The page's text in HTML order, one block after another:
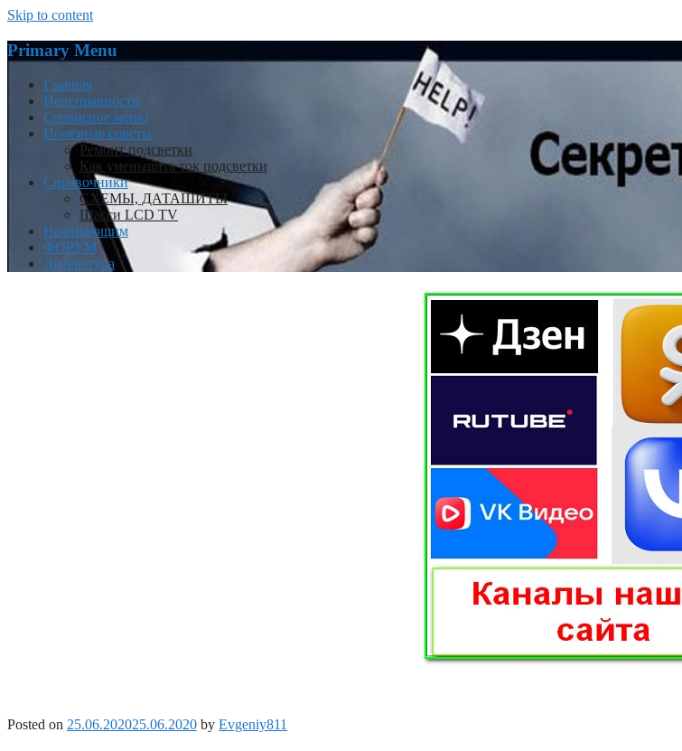
Skip to content
Primary Menu
Главная
Неисправности
Сервисное меню
Полезные советы
Ремонт подсветки
Как уменьшить ток подсветки
Справочники
СХЕМЫ, ДАТАШИТЫ
Шасси LCD TV
Начинающим
ФОРУМ
Литература
Posted on 25.06.202025.06.2020 by Evgeniy811